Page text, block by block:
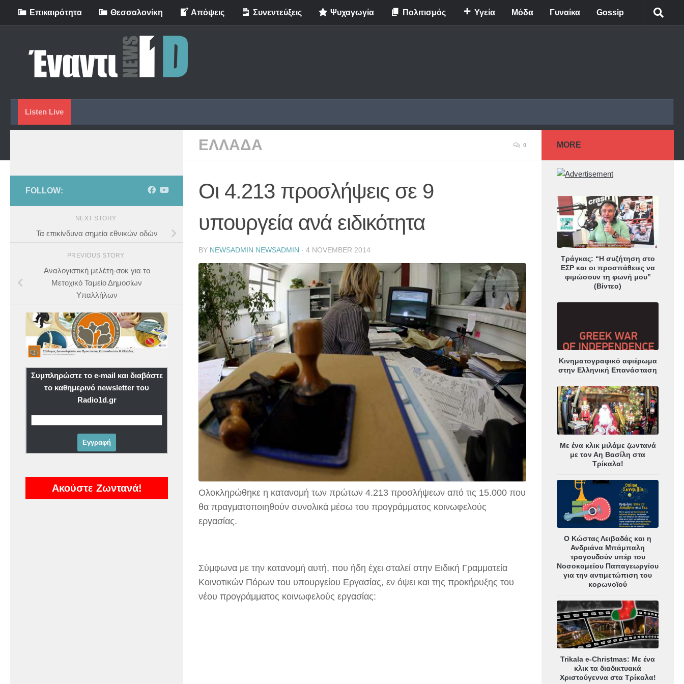
Skip to content
Eπικαιρότητα Θεσσαλονίκη Απόψεις Συνεντεύξεις Ψυχαγωγία Πολιτισμός Υγεία Μόδα Γυναίκα Gossip
Listen Live
ΕΛΛΑΔΑ 0
Οι 4.213 προσλήψεις σε 9
υπουργεία ανά ειδικότητα
BY NEWSADMIN NEWSADMIN · 4 NOVEMBER 2014
Ολοκληρώθηκε η κατανομή των πρώτων 4.213 προσλήψεων από τις 15.000 που
θα πραγματοποιηθούν συνολικά μέσω του προγράμματος κοινωφελούς
εργασίας.
Σύμφωνα με την κατανομή αυτή, που ήδη έχει σταλεί στην Ειδική Γραμματεία
Κοινοτικών Πόρων του υπουργείου Εργασίας, εν όψει και της προκήρυξης του
νέου προγράμματος κοινωφελούς εργασίας:
FOLLOW:
NEXT STORY
Τα επικίνδυνα σημεία εθνικών οδών
PREVIOUS STORY
Αναλογιστική μελέτη-σοκ για το
Μετοχικό Ταμείο Δημοσίων
Υπαλλήλων
Συμπληρώστε το e-mail και διαβάστε
το καθημερινό newsletter του
Radio1d.gr
Ακούστε Ζωντανά!
MORE
Τράγκας: “Η συζήτηση στο
ΕΣΡ και οι προσπάθειες να
φιμώσουν τη φωνή μου”
(Βίντεο)
Κινηματογραφικό αφιέρωμα
στην Ελληνική Επανάσταση
Με ένα κλικ μιλάμε ζωντανά
με τον Αη Βασίλη στα
Τρίκαλα!
Ο Κώστας Λειβαδάς και η
Ανδριάνα Μπάμπαλη
τραγουδούν υπέρ του
Νοσοκομείου Παπαγεωργίου
για την αντιμετώπιση του
κορωνοϊού
Trikala e-Christmas: Με ένα
κλικ τα διαδικτυακά
Χριστούγεννα στα Τρίκαλα!